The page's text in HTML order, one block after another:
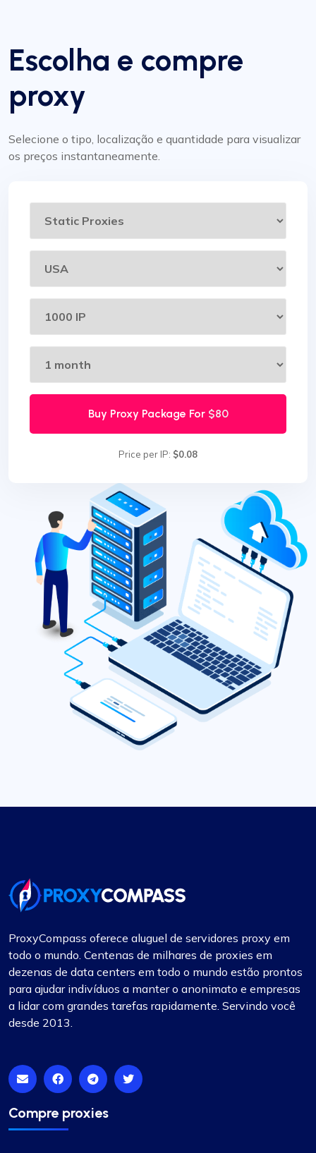
Escolha e compre
proxy
Selecione o tipo, localização e quantidade para visualizar
os preços instantaneamente.
Buy Proxy Package For $80
Price per IP: $0.08
ProxyCompass oferece aluguel de servidores proxy em
todo o mundo. Centenas de milhares de proxies em
dezenas de data centers em todo o mundo estão prontos
para ajudar indivíduos a manter o anonimato e empresas
a lidar com grandes tarefas rapidamente. Servindo você
desde 2013.
Compre proxies